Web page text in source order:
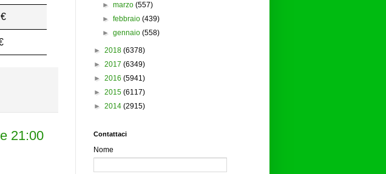
21:00
►marzo (557)
►febbraio (439)
►gennaio (558)
► 2018 (6378)
► 2017 (6349)
► 2016 (5941)
► 2015 (6117)
► 2014 (2915)
Contattaci
Nome